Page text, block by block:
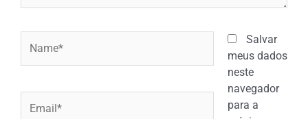
Salvar
meus dados
neste
navegador
para a